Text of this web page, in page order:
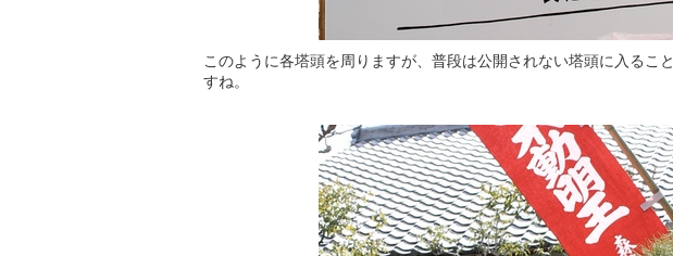
このように各塔頭を周りますが、普段は公開されない塔頭に入るこ
すね。